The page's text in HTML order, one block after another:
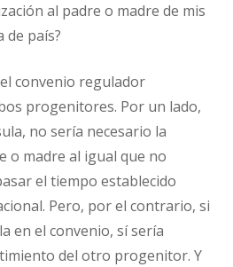
al padre o madre de mis
de país?
convenio regulador
progenitores. Por un lado,
no sería necesario la
o madre al igual que no
el tiempo establecido
Pero, por el contrario, si
en el convenio, sí sería
del otro progenitor. Y